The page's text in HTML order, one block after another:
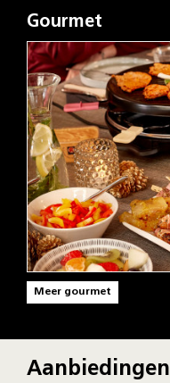
Gourmet
Meer gourmet
Aanbiedingen